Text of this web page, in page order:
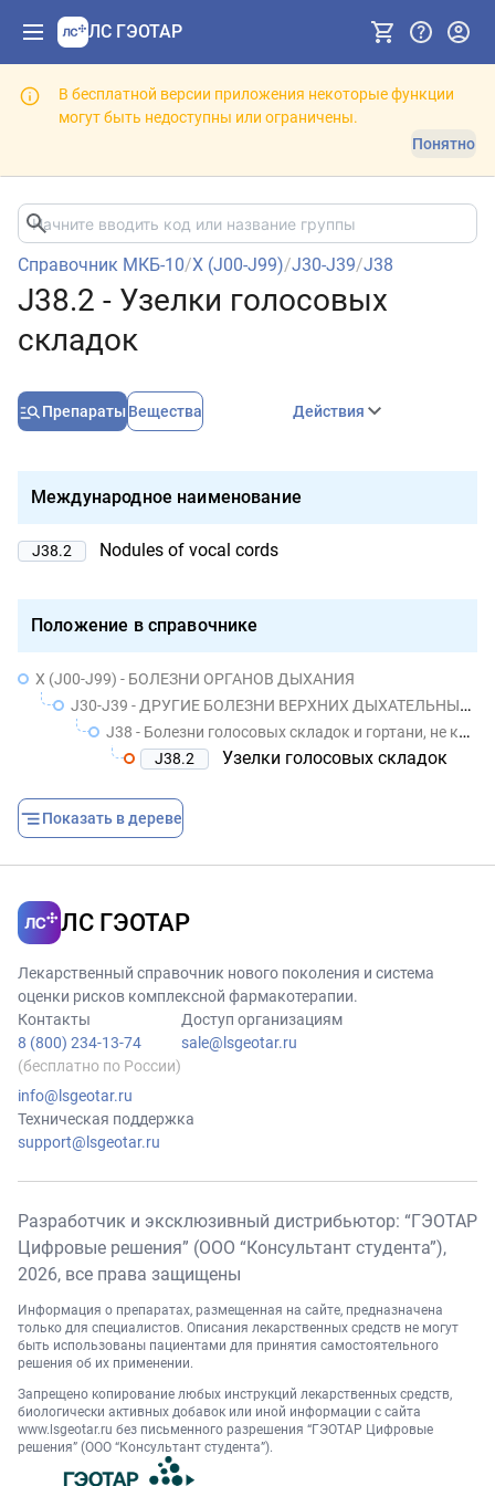
ЛС ГЭОТАР
В бесплатной версии приложения некоторые функции
могут быть недоступны или ограничены.
Понятно
Справочник МКБ-10/X (J00-J99)/J30-J39/J38
J38.2 - Узелки голосовых
складок
Препараты Вещества Действия
Международное наименование
J38.2 Nodules of vocal cords
Положение в справочнике
X (J00-J99) - БОЛЕЗНИ ОРГАНОВ ДЫХАНИЯ
J30-J39 - ДРУГИЕ БОЛЕЗНИ ВЕРХНИХ ДЫХАТЕЛЬНЫХ ПУТЕЙ
J38 - Болезни голосовых складок и гортани, не классифицированные в других рубриках
J38.2
Узелки голосовых складок
Показать в дереве
ЛС ГЭОТАР
Лекарственный справочник нового поколения и система
оценки рисков комплексной фармакотерапии.
Контакты
8 (800) 234-13-74
(бесплатно по России)
info@lsgeotar.ru
Доступ организациям
sale@lsgeotar.ru
Техническая поддержка
support@lsgeotar.ru
Разработчик и эксклюзивный дистрибьютор: “ГЭОТАР
Цифровые решения” (ООО “Консультант студента”),
2026, все права защищены
Информация о препаратах, размещенная на сайте, предназначена
только для специалистов. Описания лекарственных средств не могут
быть использованы пациентами для принятия самостоятельного
решения об их применении.
Запрещено копирование любых инструкций лекарственных средств,
биологически активных добавок или иной информации с сайта
www.lsgeotar.ru без письменного разрешения “ГЭОТАР Цифровые
решения” (ООО “Консультант студента”).